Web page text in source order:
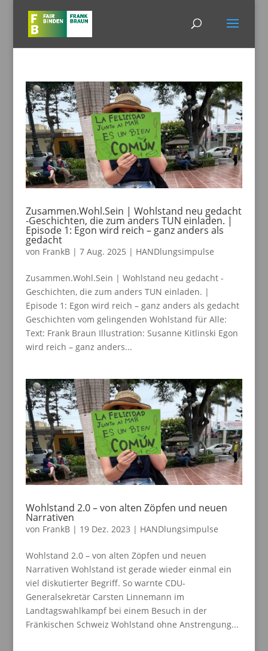
Zusammen.Wohl.Sein | Wohlstand neu gedacht
-Geschichten, die zum anders TUN einladen. |
Episode 1: Egon wird reich – ganz anders als
gedacht
von FrankB| 7 Aug. 2025 | HANDlungsimpulse
Zusammen.Wohl.Sein | Wohlstand neu gedacht -
Geschichten, die zum anders TUN einladen. |
Episode 1: Egon wird reich – ganz anders als gedacht
Geschichten vom gelingenden Wohlstand für Alle:
Text: Frank Braun Illustration: Susanne Kitlinski Egon
wird reich – ganz anders...
Wohlstand 2.0 – von alten Zöpfen und neuen
Narrativen
von FrankB| 19 Dez. 2023 | HANDlungsimpulse
Wohlstand 2.0 – von alten Zöpfen und neuen
Narrativen Wohlstand ist gerade wieder einmal ein
viel diskutierter Begriff. So warnte CDU-
Generalsekretär Carsten Linnemann im
Landtagswahlkampf bei einem Besuch in der
Fränkischen Schweiz Wohlstand ohne Anstrengung...